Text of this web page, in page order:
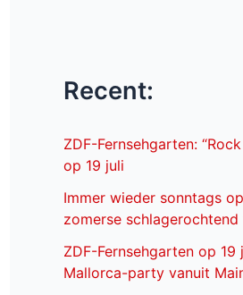
Recent:
ZDF-Fernsehgarten:
op 19 juli
Immer wieder sonntags
zomerse
ZDF-Fernsehgarten op 19
Mallorca-party vanuit